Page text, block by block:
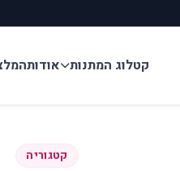
קטלוג המתנות אודות
קטגוריה